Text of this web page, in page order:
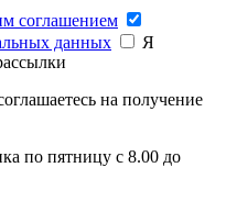
соглашением
данных
Я
на получение
по пятницу с 8.00 до